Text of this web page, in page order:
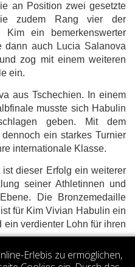
an Position zwei gesetzte
zudem Rang vier der
Kim ein bemerkenswerter
auch Lucia Salanova
zog mit einem weiteren
ein.
aus Tschechien. In einem
musste sich Habulin
geben. Mit dem
ein starkes Turnier
internationale Klasse.
dieser Erfolg ein weiterer
seiner Athletinnen und
Die Bronzemedaille
für Kim Vivian Habulin ein
verdienter Lohn für ihren
Erlebis zu ermöglichen,